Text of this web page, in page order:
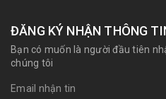
ĐĂNG KÝ NHẬN THÔNG
Bạn có muốn là người đầu tiên
chúng tôi